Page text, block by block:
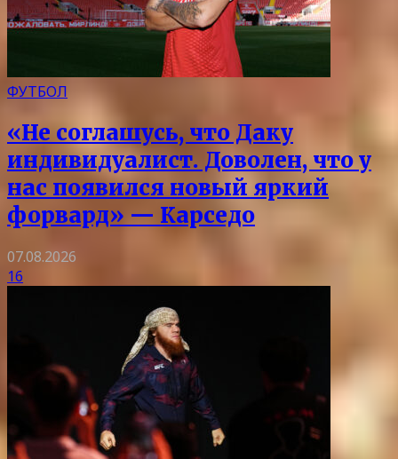
ФУТБОЛ
«Не соглашусь, что Даку
индивидуалист. Доволен, что у
нас появился новый яркий
форвард» — Карседо
07.08.2026
16